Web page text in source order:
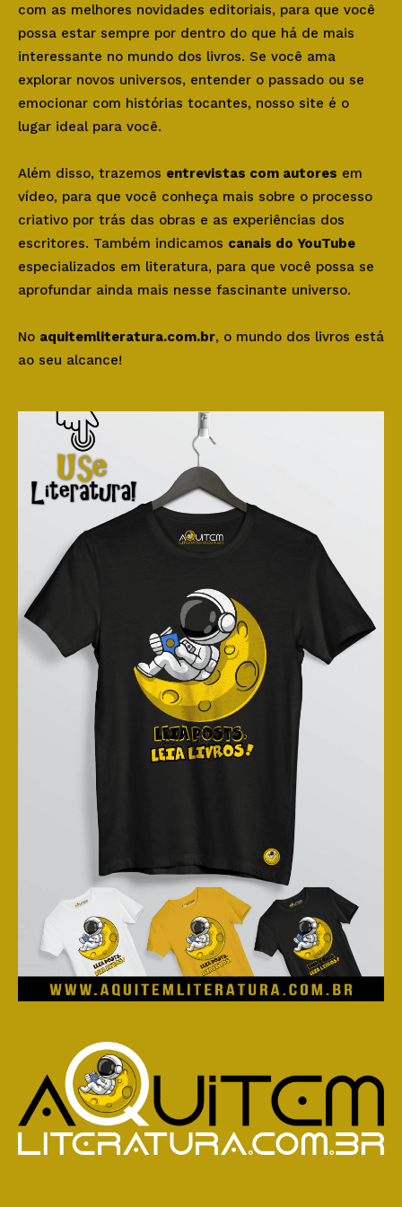
com as melhores novidades editoriais, para que você
possa estar sempre por dentro do que há de mais
interessante no mundo dos livros. Se você ama
explorar novos universos, entender o passado ou se
emocionar com histórias tocantes, nosso site é o
lugar ideal para você.
Além disso, trazemos entrevistas com autores em
vídeo, para que você conheça mais sobre o processo
criativo por trás das obras e as experiências dos
escritores. Também indicamos canais do YouTube
especializados em literatura, para que você possa se
aprofundar ainda mais nesse fascinante universo.
No aquitemliteratura.com.br, o mundo dos livros está
ao seu alcance!